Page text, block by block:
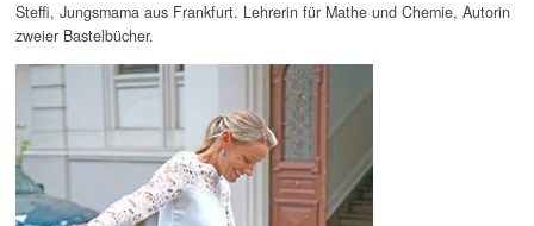
Steffi, Jungsmama aus Frankfurt. Lehrerin für Mathe und Chemie, Autorin
zweier Bastelbücher.